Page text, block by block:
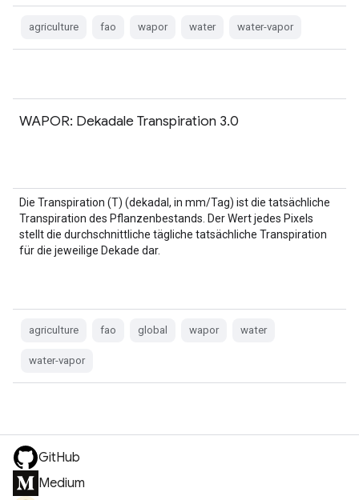
agriculture fao wapor water water-vapor
WAPOR: Dekadale Transpiration 3.0
Die Transpiration (T) (dekadal, in mm/Tag) ist die tatsächliche
Transpiration des Pflanzenbestands. Der Wert jedes Pixels
stellt die durchschnittliche tägliche tatsächliche Transpiration
für die jeweilige Dekade dar.
agriculture fao global wapor water
water-vapor
GitHub
Medium